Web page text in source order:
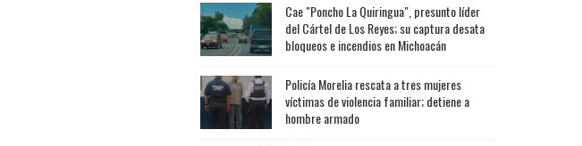
Cae "Poncho La Quiringua", presunto líder
del Cártel de Los Reyes; su captura desata
bloqueos e incendios en Michoacán
Policía Morelia rescata a tres mujeres
víctimas de violencia familiar; detiene a
hombre armado